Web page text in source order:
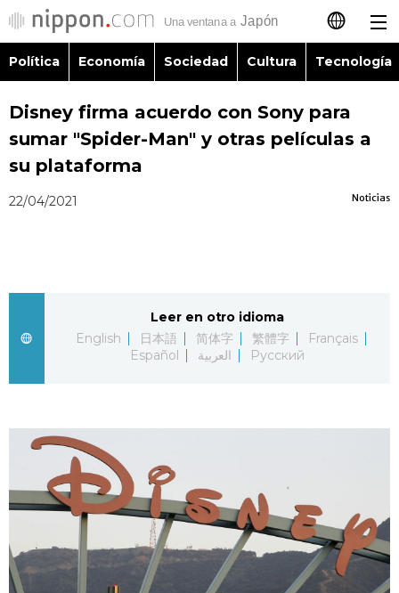
日本語
English
Русский
Política
Vida
Guía de Japón
Vídeos e imágenes
En profundidad
Política Economía Sociedad Cultura Tecnología
Disney firma acuerdo con Sony para
sumar "Spider-Man" y otras películas a
su plataforma
Noticias
22/04/2021
Leer en otro idioma
English
日本語 简体字 繁體字
Français
Español
العربية Русский